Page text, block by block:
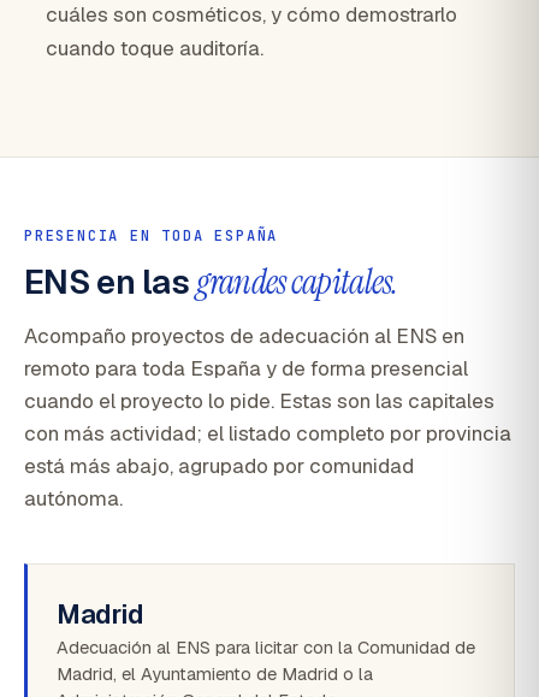
cuáles son cosméticos, y cómo demostrarlo
cuando toque auditoría.
PRESENCIA EN TODA ESPAÑA
ENS en lasgrandes capitales.
Acompaño proyectos de adecuación al ENS en
remoto para toda España y de forma presencial
cuando el proyecto lo pide. Estas son las capitales
con más actividad; el listado completo por provincia
está más abajo, agrupado por comunidad
autónoma.
Madrid
Adecuación al ENS para licitar con la Comunidad de
Madrid, el Ayuntamiento de Madrid o la